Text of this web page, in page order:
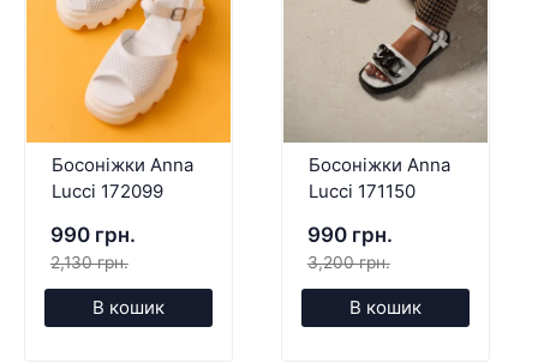
Босоніжки Anna
Lucci 172099
990 грн.
2,130 грн.
В кошик
Босоніжки Anna
Lucci 171150
990 грн.
3,200 грн.
В кошик